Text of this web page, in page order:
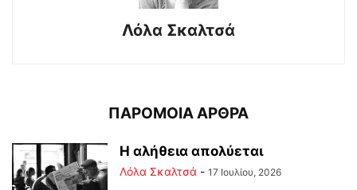
Λόλα Σκαλτσά
ΠΑΡΟΜΟΙΑ ΑΡΘΡΑ
Η αλήθεια απολύεται
Λόλα Σκαλτσά - 17 Ιουλίου, 2026